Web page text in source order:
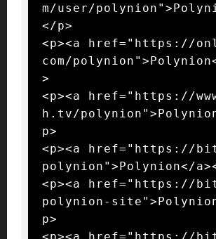
m/user/
</p>
<p><a href="https://
com/
>
<p><a href="https://
h.tv/
p>
<p><a href="https://
polynion">Polynion</
<p><a href="https://
polynion-
p>
<p><a href="https://